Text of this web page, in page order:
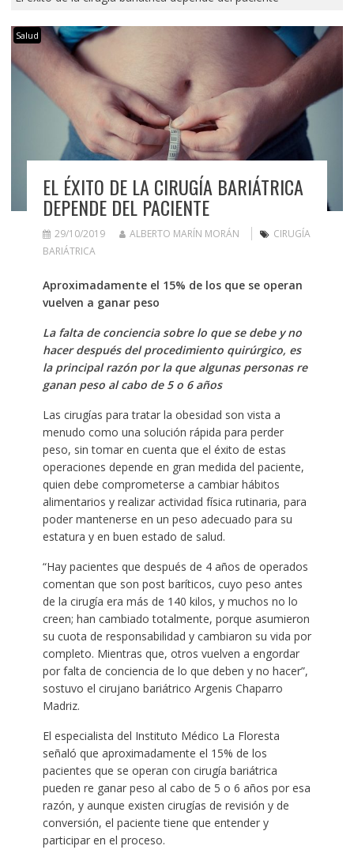
Salud
EL ÉXITO DE LA CIRUGÍA BARIÁTRICA
DEPENDE DEL PACIENTE
29/10/2019 ALBERTO MARÍN MORÁN
CIRUGÍA
BARIÁTRICA
Aproximadamente el 15% de los que se operan
vuelven a ganar peso
La falta de conciencia sobre lo que se debe y no
hacer después del procedimiento quirúrgico, es
la principal razón por la que algunas personas re
ganan peso al cabo de 5 o 6 años
Las cirugías para tratar la obesidad son vista a
menudo como una solución rápida para perder
peso, sin tomar en cuenta que el éxito de estas
operaciones depende en gran medida del paciente,
quien debe comprometerse a cambiar hábitos
alimentarios y realizar actividad física rutinaria, para
poder mantenerse en un peso adecuado para su
estatura y en buen estado de salud.
“Hay pacientes que después de 4 años de operados
comentan que son post baríticos, cuyo peso antes
de la cirugía era más de 140 kilos, y muchos no lo
creen; han cambiado totalmente, porque asumieron
su cuota de responsabilidad y cambiaron su vida por
completo. Mientras que, otros vuelven a engordar
por falta de conciencia de lo que deben y no hacer”,
sostuvo el cirujano bariátrico Argenis Chaparro
Madriz.
El especialista del Instituto Médico La Floresta
señaló que aproximadamente el 15% de los
pacientes que se operan con cirugía bariátrica
pueden re ganar peso al cabo de 5 o 6 años por esa
razón, y aunque existen cirugías de revisión y de
conversión, el paciente tiene que entender y
participar en el proceso.